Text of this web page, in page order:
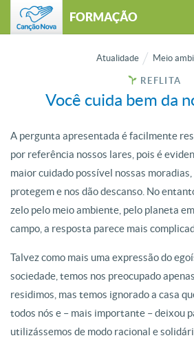
FORMAÇÃO
Atualidade Meio
REFLITA
Você cuida bem da
A pergunta apresentada é facilmente
por referência nossos lares, pois é
maior cuidado possível nossas moradias,
protegem e nos dão descanso. No
zelo pelo meio ambiente, pelo planeta
campo, a resposta parece mais
Talvez como mais uma expressão do
sociedade, temos nos preocupado
residimos, mas temos ignorado a casa
todos nós e – mais importante – deixou
utilizássemos de modo racional e